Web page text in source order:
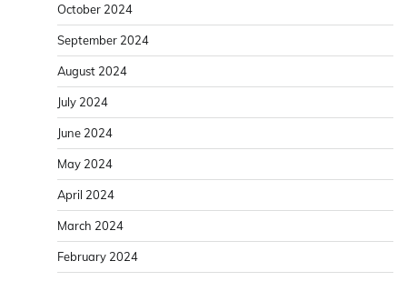
October 2024
September 2024
August 2024
July 2024
June 2024
May 2024
April 2024
March 2024
February 2024